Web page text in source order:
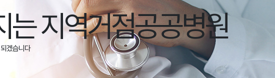
입찰정보
수의계약
경영정보공개
상담안내
고객의 소리
불만 및 고충처리안내
안전보건경영방침
의료원 연혁
기구 및 조직
는지역거점공공병원
겠습니다